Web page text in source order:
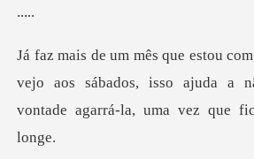
vejo aos sábados, isso ajuda a
vo